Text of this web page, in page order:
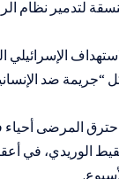
لتدمير نظام
الإسرائيلي
“جريمة ضد
المرضى أحياء
الوريدي، في